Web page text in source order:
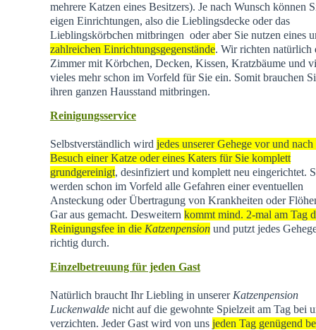
mehrere Katzen eines Besitzers). Je nach Wunsch können
eigen Einrichtungen, also die Lieblingsdecke oder das
Lieblingskörbchen mitbringen oder aber Sie nutzen eines
zahlreichen Einrichtungsgegenstände. Wir richten natürlich
Zimmer mit Körbchen, Decken, Kissen, Kratzbäume und
vieles mehr schon im Vorfeld für Sie ein. Somit brauchen
ihren ganzen Hausstand mitbringen.
Reinigungsservice
Selbstverständlich wird jedes unserer Gehege vor und nach
Besuch einer Katze oder eines Katers für Sie komplett
grundgereinigt, desinfiziert und komplett neu eingerichtet.
werden schon im Vorfeld alle Gefahren einer eventuellen
Ansteckung oder Übertragung von Krankheiten oder
Gar aus gemacht. Desweitern kommt mind. 2-mal am Tag
Reinigungsfee in die Katzenpensionund putzt jedes
richtig durch.
Einzelbetreuung für jeden Gast
Natürlich braucht Ihr Liebling in unserer Katzenpension
Luckenwaldenicht auf die gewohnte Spielzeit am Tag bei
verzichten. Jeder Gast wird von uns jeden Tag genügend